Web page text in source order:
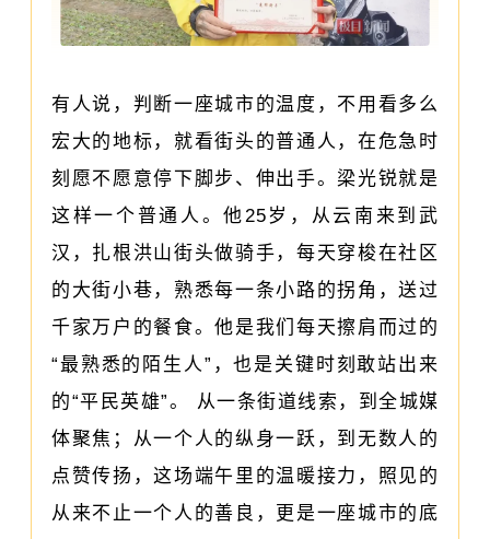
有人说，判断一座城市的温度，不用看多么
宏大的地标，就看街头的普通人，在危急时
刻愿不愿意停下脚步、伸出手。梁光锐就是
这样一个普通人。他25岁，从云南来到武
汉，扎根洪山街头做骑手，每天穿梭在社区
的大街小巷，熟悉每一条小路的拐角，送过
千家万户的餐食。他是我们每天擦肩而过的
“最熟悉的陌生人”，也是关键时刻敢站出来
的“平民英雄”。 从一条街道线索，到全城媒
体聚焦；从一个人的纵身一跃，到无数人的
点赞传扬，这场端午里的温暖接力，照见的
从来不止一个人的善良，更是一座城市的底